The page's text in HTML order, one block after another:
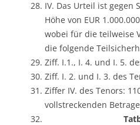
IV. Das Urteil ist gegen
Höhe von EUR
wobei für die teilweise
die folgende
Ziff. I.1., I. 4. und I. 5.
Ziff. I. 2. und I. 3. des
Ziffer IV. des Tenors:
vollstreckenden